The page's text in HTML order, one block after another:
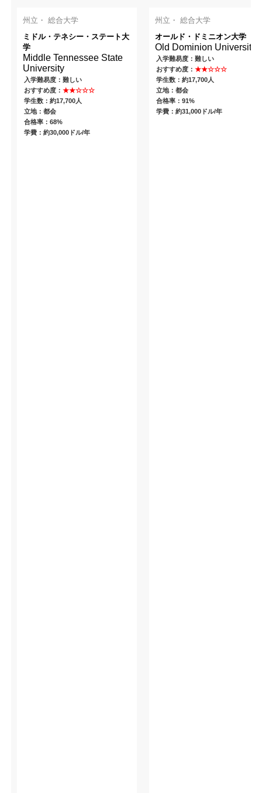
州立・ 総合大学
ミドル・テネシー・ステート大
学
Middle Tennessee State
University
入学難易度：難しい
おすすめ度：★★☆☆☆
学生数：約17,700人
立地：都会
合格率：68%
学費：約30,000ドル/年
州立・ 総合大学
オールド・ドミニオン大学
Old Dominion University
入学難易度：難しい
おすすめ度： ★★☆☆☆
学生数：約17,700人
立地：都会
合格率：91%
学費：約31,000ドル/年